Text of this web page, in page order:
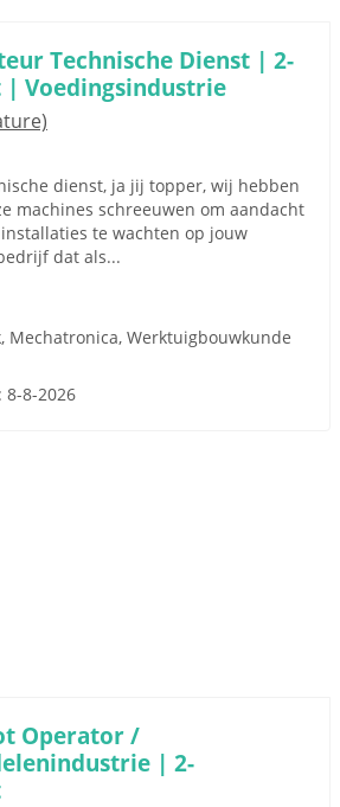
Technische Dienst | 2-
| Voedingsindustrie
dienst, ja jij topper, wij hebben
machines schreeuwen om aandacht
te wachten op jouw
dat als...
Mechatronica, Werktuigbouwkunde
8-8-2026
Operator /
| 2-